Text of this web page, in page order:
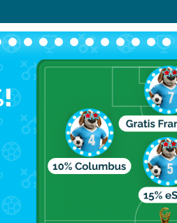
le
Gold Reef City
Lion Park
Constitution Hill,
Carlton Center
Johannesburg Zoo